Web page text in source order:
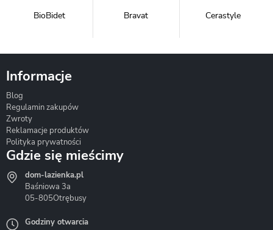
BioBidet Bravat Cerastyle
Hydrostop
Informacje
Blog
Regulamin zakupów
Zwroty
Reklamacje produktów
Polityka prywatności
Gdzie się mieścimy
dom-lazienka.pl
Baśniowa 3a
05-805Otrębusy
Godziny otwarcia